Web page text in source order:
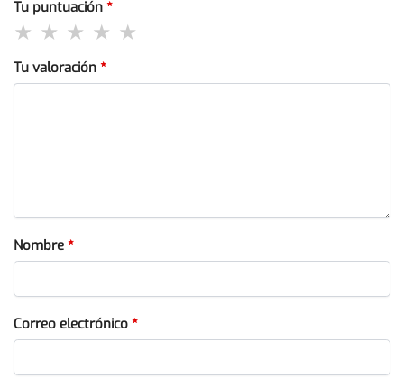
Tu puntuación *
Tu valoración *
Nombre *
Correo electrónico *